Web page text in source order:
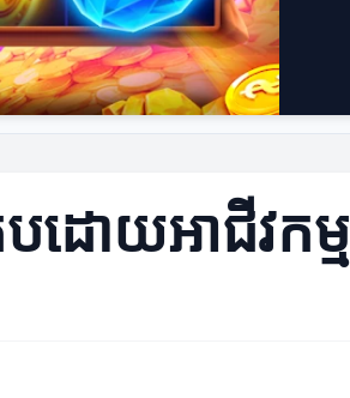
ដោយអាជីវកម្ម